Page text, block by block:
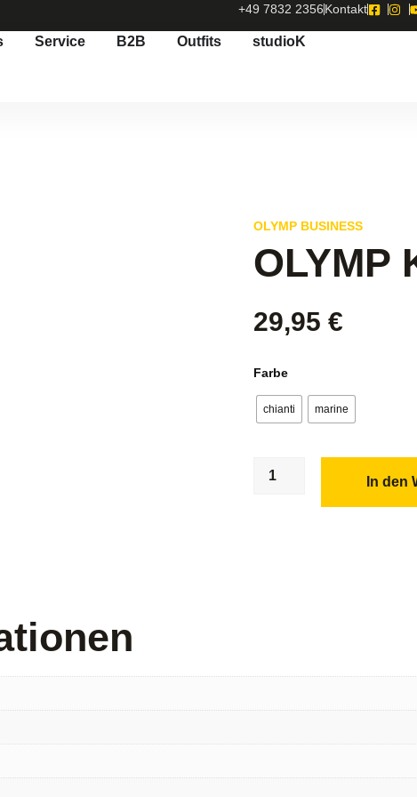
+49 7832 2356Kontakt
Service B2B Outfits studioK
OLYMP BUSINESS
OLYMP
29,95 €
Farbe
chianti marine
In den